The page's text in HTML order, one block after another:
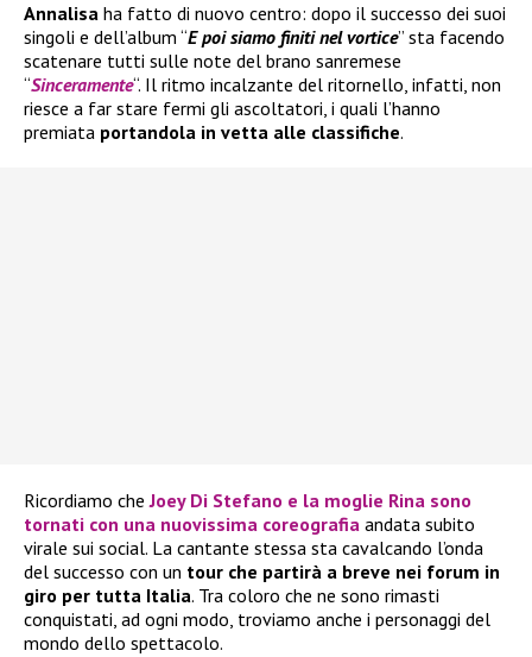
Annalisa ha fatto di nuovo centro: dopo il successo dei suoi
singoli e dell’album “E poi siamo finiti nel vortice” sta facendo
scatenare tutti sulle note del brano sanremese
“Sinceramente“. Il ritmo incalzante del ritornello, infatti, non
riesce a far stare fermi gli ascoltatori, i quali l’hanno
premiata portandola in vetta alle classifiche.
Ricordiamo cheJoey Di Stefano e la moglie Rina sono
tornati con una nuovissima coreografia andata subito
virale sui social. La cantante stessa sta cavalcando l’onda
del successo con un tour che partirà a breve nei forum in
giro per tutta Italia. Tra coloro che ne sono rimasti
conquistati, ad ogni modo, troviamo anche i personaggi del
mondo dello spettacolo.